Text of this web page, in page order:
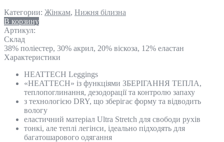
Категории: Жінкам, Нижня білизна
В корзину
Артикул:
Склад
38% поліестер, 30% акрил, 20% віскоза, 12% еластан
Характеристики
HEATTECH Leggings
«HEATTECH» із функціями ЗБЕРІГАННЯ ТЕПЛА,
теплопоглинання, дезодорації та контролю запаху
з технологією DRY, що зберігає форму та відводить
вологу
еластичний матеріал Ultra Stretch для свободи рухів
тонкі, але теплі легінси, ідеально підходять для
багатошарового одягання